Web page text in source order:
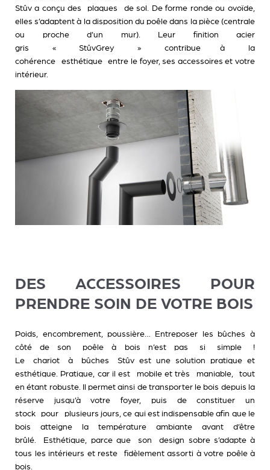
Stûv a conçu des plaques de sol . De forme ronde ou ovoïde,
elles s’adaptent à la disposition du poêle dans la pièce (centrale
ou proche d’un mur). Leur finition acier
gris « StûvGrey » contribue à la
cohérence esthétique entre le foyer, ses accessoires et votre
intérieur.
DES ACCESSOIRES POUR
PRENDRE SOIN DE VOTRE BOIS
Poids, encombrement, poussière… Entreposer les bûches à
côté de son poêle à bois n’est pas si simple !
Le chariot à bûches Stûv est une solution pratique et
esthétique. Pratique, car il est mobile et très maniable, tout
en étant robuste. Il permet ainsi de transporter le bois depuis la
réserve jusqu’à votre foyer, puis de constituer un
stock pour plusieurs jours, ce qui est indispensable afin que le
bois atteigne la température ambiante avant d’être
brûlé. Esthétique, parce que son design sobre s’adapte à
tous les intérieurs et reste fidèlement assorti à votre poêle à
bois.